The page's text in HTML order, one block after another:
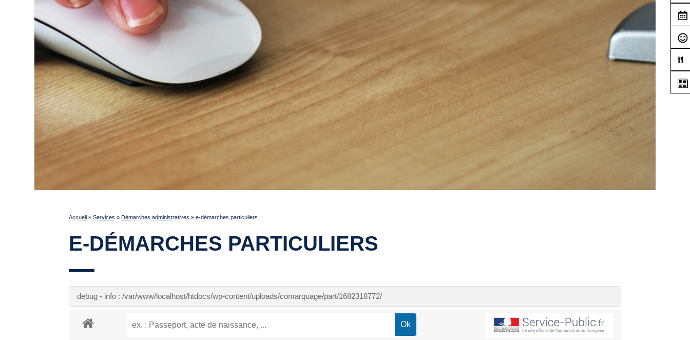
Accueil »Services » Démarches administratives »e-démarches particuliers
E-DÉMARCHES PARTICULIERS
debug - info : /var/www/localhost/htdocs/wp-content/uploads/comarquage/part/1682318772/